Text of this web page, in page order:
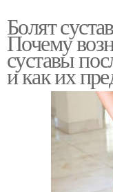
Болят
Почему
суставы
и как их